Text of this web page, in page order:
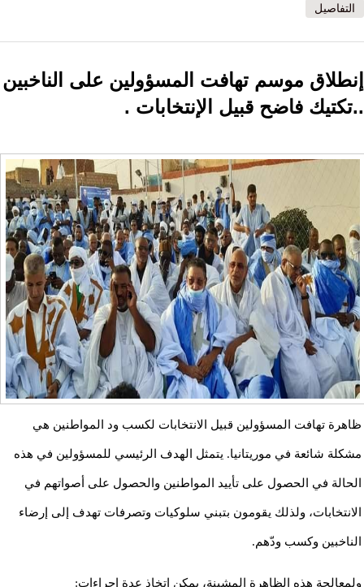
التفاصيل
إنطلاق موسم تهافت المسؤولين على الناخبين
..تكتيك فاضح قبيل الإنتخابات .
ظاهرة تهافت المسؤولين قبيل الانتخابات لكسب ود المواطنين هي
مشكلة شائعة في موريتانيا. يتمثل الهدف الرئيسي للمسؤولين في هذه
الحالة في الحصول على تأييد المواطنين والحصول على أصواتهم في
الانتخابات، ولذلك يقومون بتبني سلوكيات وتصرفات تهدف إلى إرضاء
الناخبين وكسب ودّهم.
ولمعالجة هذه الظاهرة المشينة، يمكن اتخاذ عدة إجراءات: